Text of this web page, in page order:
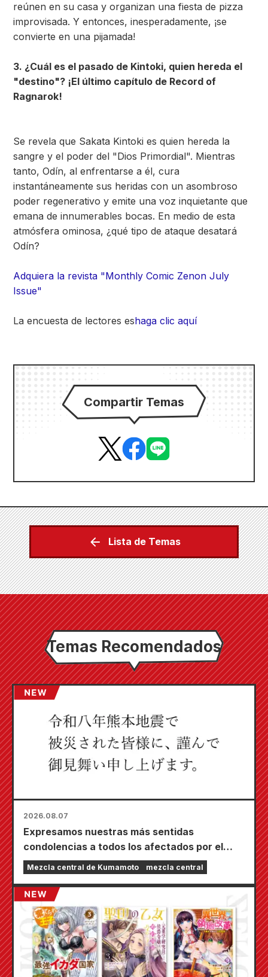
reúnen en su casa y organizan una fiesta de pizza
improvisada. Y entonces, inesperadamente, ¡se
convierte en una pijamada!
3. ¿Cuál es el pasado de Kintoki, quien hereda el
"destino"? ¡El último capítulo de Record of
Ragnarok!
Se revela que Sakata Kintoki es quien hereda la
sangre y el poder del "Dios Primordial". Mientras
tanto, Odín, al enfrentarse a él, cura
instantáneamente sus heridas con un asombroso
poder regenerativo y emite una voz inquietante que
emana de innumerables bocas. En medio de esta
atmósfera ominosa, ¿qué tipo de ataque desatará
Odín?
Adquiera la revista "Monthly Comic Zenon July
Issue"
La encuesta de lectores eshaga clic aquí
Compartir Temas
Lista de Temas
Temas Recomendados
2026.08.07
Expresamos nuestras más sentidas
condolencias a todos los afectados por el
terremoto de Kumamoto de 2026.
Mezcla central de Kumamoto mezcla central